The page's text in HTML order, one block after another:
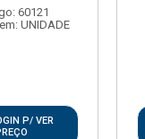
60121
UNIDADE
P/ VER